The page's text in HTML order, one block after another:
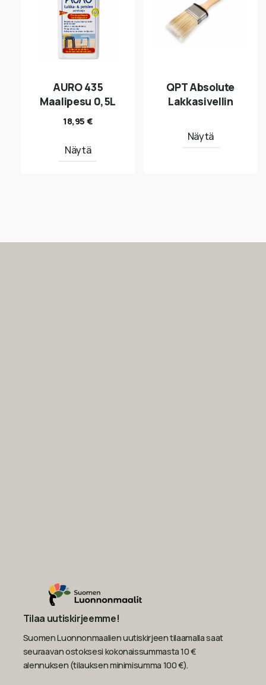
AURO 435
Maalipesu 0,5L
18,95 €
Näytä
QPT Absolute
Lakkasivellin
Näytä
Tilaa uutiskirjeemme!
Suomen Luonnonmaalien uutiskirjeen tilaamalla saat
seuraavan ostoksesi kokonaissummasta 10 €
alennuksen (tilauksen minimisumma 100 €).